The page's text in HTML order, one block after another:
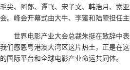
毛尖、阿郎、谭飞、宋子文、韩浩月、索
会。峰会开幕式由大牛、李蜜和陆翚担任主
世界电影产业大会总裁朱挺在致辞中
我们感恩粤港澳大湾区这片热土，正是在
的国际平台和全球电影产业命运共同体。